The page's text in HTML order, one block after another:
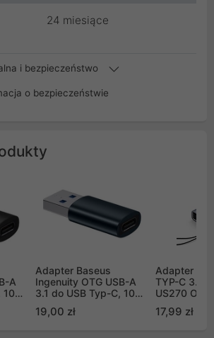
24 miesiące
i bezpieczeństwo
o bezpieczeństwie
A
10
Adapter Baseus
Ingenuity OTG USB-A
3.1 do USB Typ-C, 10
Gbps - niebieski
(ZJJQ000103)
19,00 zł
Adapter
TYP-C 3.1
US270
(50283)
17,99 zł